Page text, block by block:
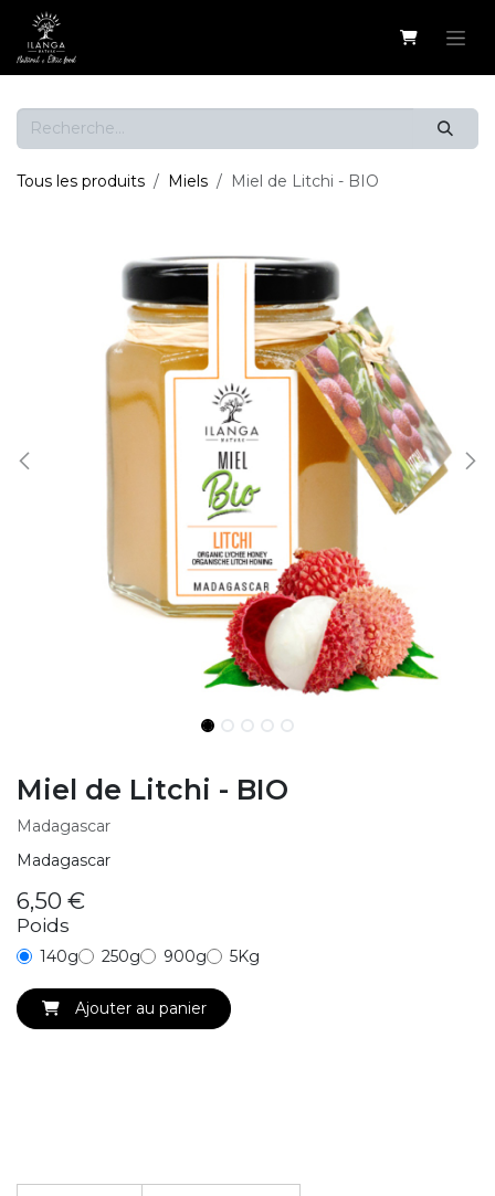
Se rendre au contenu
Tous les produits Miels Miel de Litchi - BIO
Miel de Litchi - BIO
Madagascar
Madagascar
6,50 €
Poids
140g 250g 900g 5Kg
Ajouter au panier